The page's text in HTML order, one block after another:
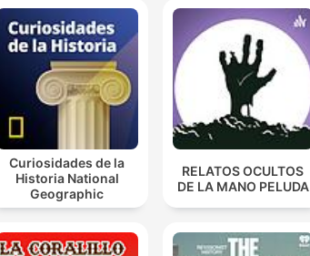
Curiosidades de la
Historia National
Geographic
RELATOS OCULTOS
DE LA MANO PELUDA